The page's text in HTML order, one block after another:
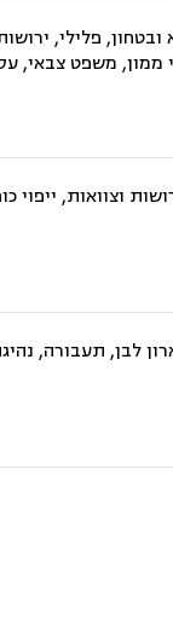
פלילי,
ממון, משפט
וצוואות, ייפוי
לבן, תעבורה,